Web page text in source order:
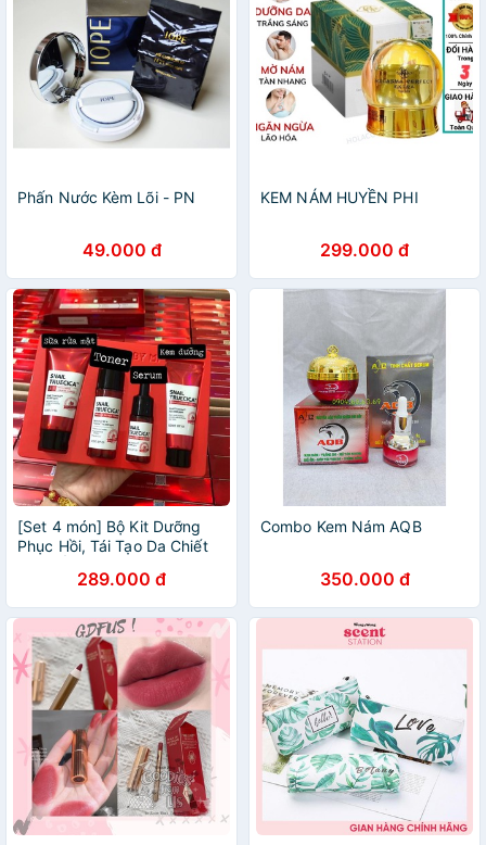
Phấn Nước Kèm Lõi - PN
49.000 đ
KEM NÁM HUYỀN PHI
299.000 đ
[Set 4 món] Bộ Kit Dưỡng
Phục Hồi, Tái Tạo Da Chiết
Snail Truecica Miracle Repair
Starter Kit
289.000 đ
Combo Kem Nám AQB
350.000 đ